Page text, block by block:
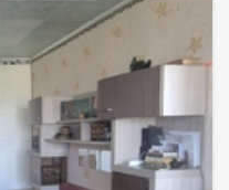
заменена на
С.У сомещенный
из плитки и имеется
кухня вместительная и
спальня типа
Квартира чистая, теплая
на комфортном
в 1967 из
Детский сад №59